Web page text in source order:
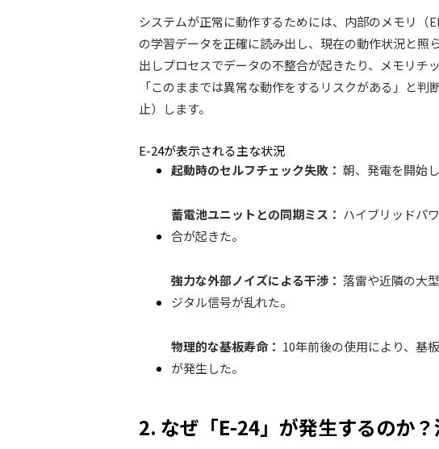
システムが正常に動作するためには、内部のメモリ（
の学習データを正確に読み出し、現在の動作状況と照
出しプロセスでデータの不整合が起きたり、メモリチ
「このままでは異常な動作をするリスクがある」と
止）します。
E-24が表示される主な状況
起動時のセルフチェック失敗： 朝、発電を開始
蓄電池ユニットとの同期ミス： ハイブリッドパ
合が起きた。
強力な外部ノイズによる干渉： 落雷や近隣の大
ジタル信号が乱れた。
物理的な基板寿命： 10年前後の使用により、基
が発生した。
2. なぜ「E-24」が発生するのか